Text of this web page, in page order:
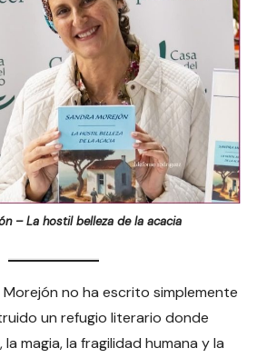
– La hostil belleza de la acacia
Morejón no ha escrito simplemente
un refugio literario donde
magia, la fragilidad humana y la